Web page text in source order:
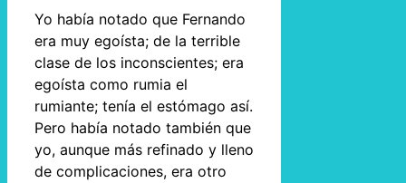
Yo había notado que Fernando
era muy egoísta; de la terrible
clase de los inconscientes; era
egoísta como rumia el
rumiante; tenía el estómago así.
Pero había notado también que
yo, aunque más refinado y lleno
de complicaciones, era otro